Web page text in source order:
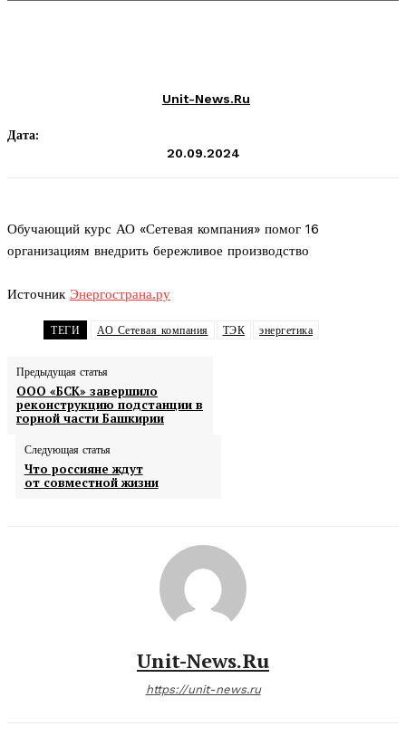
Unit-News.ru
Дата:
20.09.2024
Обучающий курс АО «Сетевая компания» помог 16
организациям внедрить бережливое производство
Источник Энергострана.ру
ТЕГИ АО Сетевая компания ТЭК энергетика
Предыдущая статья
ООО «БСК» завершило
реконструкцию подстанции в
горной части Башкирии
Следующая статья
Что россияне ждут
от совместной жизни
Unit-News.ru
https://unit-news.ru